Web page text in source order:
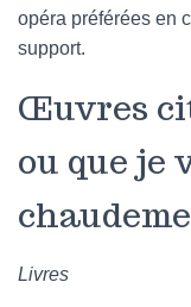
opéra préférées en
support.
Œuvres
ou que je
Livres